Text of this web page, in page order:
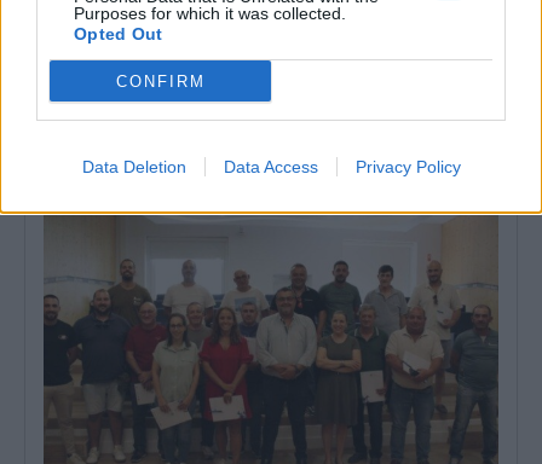
Purposes for which it was collected.
Opted Out
CONFIRM
Data Deletion Data Access Privacy Policy
Centro de Portalegre vai ficar ligado ao campus politécnico por
ciclovia
O executivo da câmara de Portalegre aprovou, por unanimidade,
17 Julho, 2026 - 17:15